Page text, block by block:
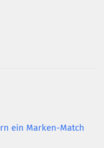
ein Marken-Match